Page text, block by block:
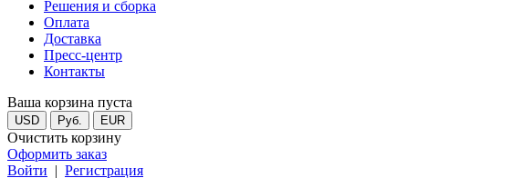
Решения и сборка
Оплата
Доставка
Пресс-центр
Контакты
Ваша корзина пуста
USD Руб. EUR
Очистить корзину
Оформить заказ
Войти | Регистрация